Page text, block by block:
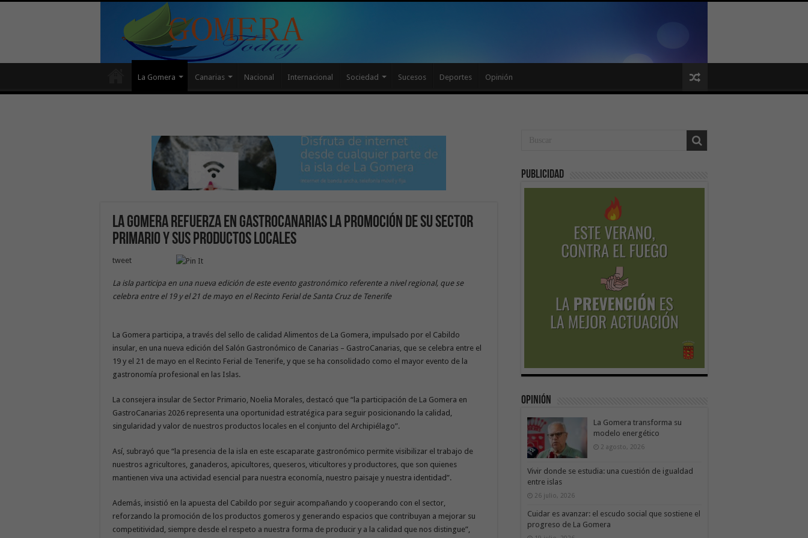
La Gomera Canarias Nacional Internacional Sociedad Sucesos Deportes Opinión
La Gomera refuerza en GastroCanarias la promoción de su sector
primario y sus productos locales
tweet
La isla participa en una nueva edición de este evento gastronómico referente a nivel regional, que se
celebra entre el 19 y el 21 de mayo en el Recinto Ferial de Santa Cruz de Tenerife
La Gomera participa, a través del sello de calidad Alimentos de La Gomera, impulsado por el Cabildo
insular, en una nueva edición del Salón Gastronómico de Canarias – GastroCanarias, que se celebra entre el
19 y el 21 de mayo en el Recinto Ferial de Tenerife, y que se ha consolidado como el mayor evento de la
gastronomía profesional en las Islas.
La consejera insular de Sector Primario, Noelia Morales, destacó que “la participación de La Gomera en
GastroCanarias 2026 representa una oportunidad estratégica para seguir posicionando la calidad,
singularidad y valor de nuestros productos locales en el conjunto del Archipiélago”.
Así, subrayó que “la presencia de la isla en este escaparate gastronómico permite visibilizar el trabajo de
nuestros agricultores, ganaderos, apicultores, queseros, viticultores y productores, que son quienes
mantienen viva una actividad esencial para nuestra economía, nuestro paisaje y nuestra identidad”.
Además, insistió en la apuesta del Cabildo por seguir acompañando y cooperando con el sector,
reforzando la promoción de los productos gomeros y generando espacios que contribuyan a mejorar su
competitividad, siempre desde el respeto a nuestra forma de producir y a la calidad que nos distingue”,
Publicidad
Opinión
La Gomera transforma su
modelo energético
2 agosto, 2026
Vivir donde se estudia: una cuestión de igualdad
entre islas
26 julio, 2026
Cuidar es avanzar: el escudo social que sostiene el
progreso de La Gomera